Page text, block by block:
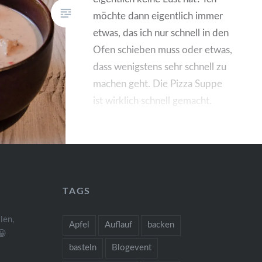
möchte dann eigentlich immer
etwas, das ich nur schnell in den
Ofen schieben muss oder etwas,
dass wenigstens sehr schnell zu
machen geht. Die Pizza Suppe
ist wirklich schnell gemacht.
TAGS
Apfel Auflauf backen
basteln Blogevent